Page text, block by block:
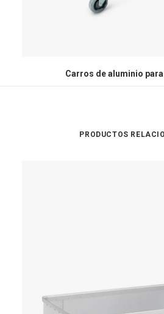
Carros de aluminio
PRODUCTOS